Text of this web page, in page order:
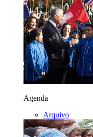
Agenda
Arquivo